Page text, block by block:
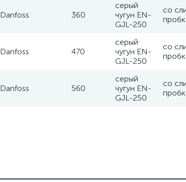
Danfoss 360
серый
чугун EN-
GJL-250
со
Danfoss 470
серый
чугун EN-
GJL-250
со
Danfoss 560
серый
чугун EN-
GJL-250
со